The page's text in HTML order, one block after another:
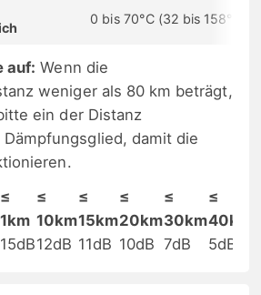
0 bis 70°C (32 bis 158°F)
auf: Wenn die
weniger als 80 km beträgt,
ein der Distanz
damit die
≤
1km
≤
10km
≤
15km
≤
20km
≤
30km
≤
40km
15dB12dB 11dB 10dB 7dB 5dB